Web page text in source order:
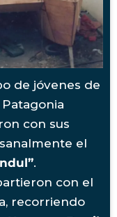
de jóvenes de
Patagonia
con sus
el
.
con el
recorriendo